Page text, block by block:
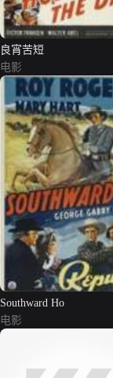
良宵苦短
电影
Southward Ho
电影